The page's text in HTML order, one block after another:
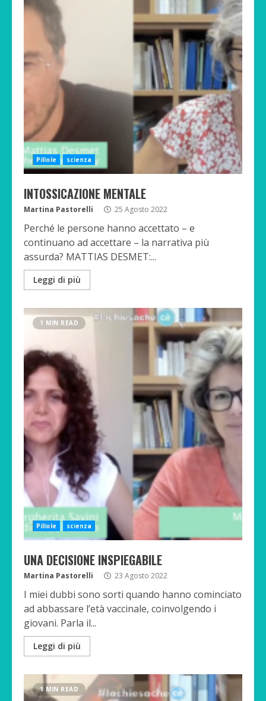
Pillole scienza
INTOSSICAZIONE MENTALE
Martina Pastorelli 25 Agosto 2022
Perché le persone hanno accettato – e
continuano ad accettare – la narrativa più
assurda? MATTIAS DESMET:...
Leggi di più
1 MIN READ
Pillole scienza
UNA DECISIONE INSPIEGABILE
Martina Pastorelli 23 Agosto 2022
I miei dubbi sono sorti quando hanno cominciato
ad abbassare l’età vaccinale, coinvolgendo i
giovani. Parla il...
Leggi di più
1 MIN READ